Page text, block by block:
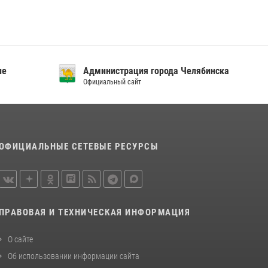
Бойцы спецназа Росгвардии провели
отрядов на Южном Урале
28 июля 2026, 10:38
Администрация города Челябинска
Официальный сайт
СЕТЕВЫЕ РЕСУРСЫ
ПРАВОВАЯ И ТЕХНИЧЕСКАЯ ИНФОРМАЦИЯ
О сайте
Об использовании информации сайта